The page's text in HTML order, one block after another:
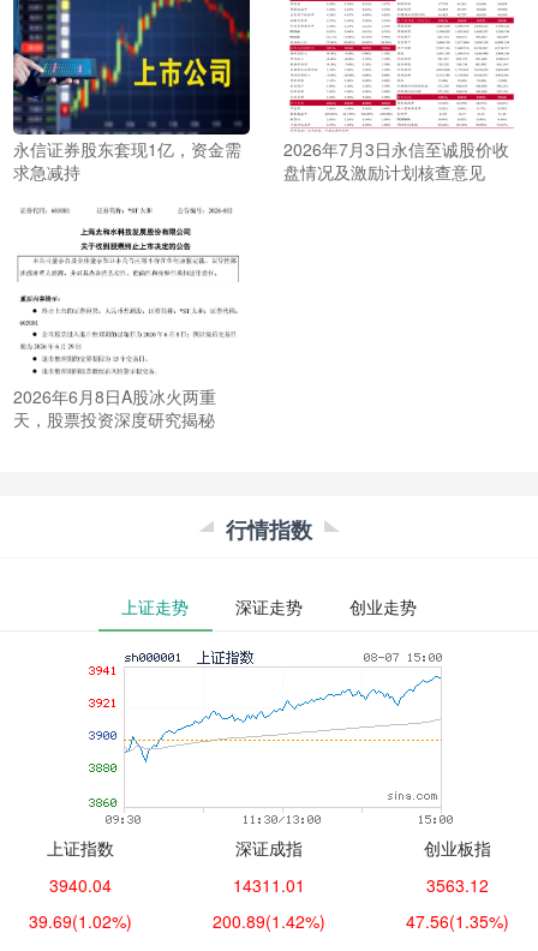
永信证券股东套现1亿，资金需
求急减持
2026年7月3日永信至诚股价收
盘情况及激励计划核查意见
2026年6月8日A股冰火两重
天，股票投资深度研究揭秘
行情指数
上证走势 深证走势 创业走势
上证指数
3940.04
39.69(1.02%)
深证成指
14311.01
200.89(1.42%)
创业板指
3563.12
47.56(1.35%)